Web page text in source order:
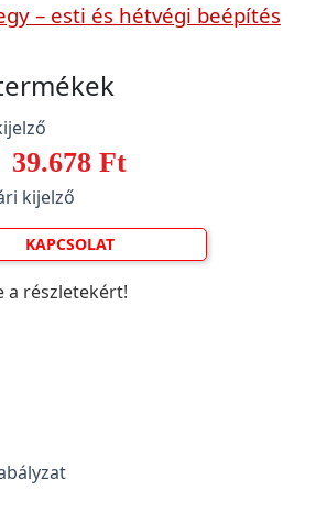
– esti és hétvégi beépítés
39.678 Ft
kijelző
KAPCSOLAT
a részletekért!